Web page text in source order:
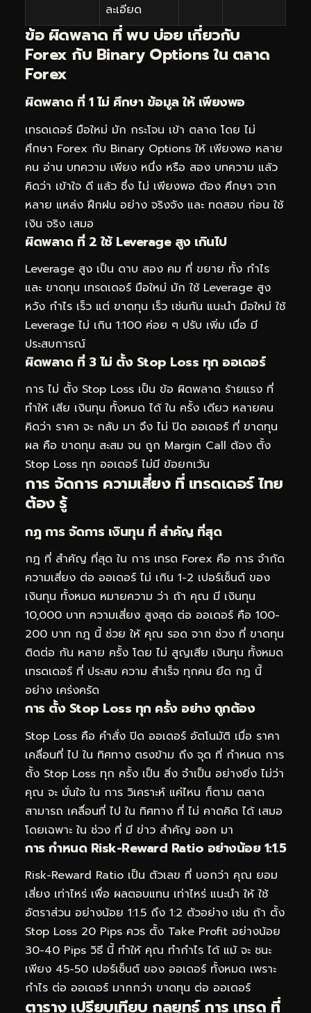
ละเอียด
ข้อ ผิดพลาด ที่ พบ บ่อย เกี่ยวกับ
Forex กับ Binary Options ใน ตลาด
Forex
ผิดพลาด ที่ 1 ไม่ ศึกษา ข้อมูล ให้ เพียงพอ
เทรดเดอร์ มือใหม่ มัก กระโจน เข้า ตลาด โดย ไม่
ศึกษา Forex กับ Binary Options ให้ เพียงพอ หลาย
คน อ่าน บทความ เพียง หนึ่ง หรือ สอง บทความ แล้ว
คิดว่า เข้าใจ ดี แล้ว ซึ่ง ไม่ เพียงพอ ต้อง ศึกษา จาก
หลาย แหล่ง ฝึกฝน อย่าง จริงจัง และ ทดสอบ ก่อน ใช้
เงิน จริง เสมอ
ผิดพลาด ที่ 2 ใช้ Leverage สูง เกินไป
Leverage สูง เป็น ดาบ สอง คม ที่ ขยาย ทั้ง กำไร
และ ขาดทุน เทรดเดอร์ มือใหม่ มัก ใช้ Leverage สูง
หวัง กำไร เร็ว แต่ ขาดทุน เร็ว เช่นกัน แนะนำ มือใหม่ ใช้
Leverage ไม่ เกิน 1:100 ค่อย ๆ ปรับ เพิ่ม เมื่อ มี
ประสบการณ์
ผิดพลาด ที่ 3 ไม่ ตั้ง Stop Loss ทุก ออเดอร์
การ ไม่ ตั้ง Stop Loss เป็น ข้อ ผิดพลาด ร้ายแรง ที่
ทำให้ เสีย เงินทุน ทั้งหมด ได้ ใน ครั้ง เดียว หลายคน
คิดว่า ราคา จะ กลับ มา จึง ไม่ ปิด ออเดอร์ ที่ ขาดทุน
ผล คือ ขาดทุน สะสม จน ถูก Margin Call ต้อง ตั้ง
Stop Loss ทุก ออเดอร์ ไม่มี ข้อยกเว้น
การ จัดการ ความเสี่ยง ที่ เทรดเดอร์ ไทย
ต้อง รู้
กฎ การ จัดการ เงินทุน ที่ สำคัญ ที่สุด
กฎ ที่ สำคัญ ที่สุด ใน การ เทรด Forex คือ การ จำกัด
ความเสี่ยง ต่อ ออเดอร์ ไม่ เกิน 1-2 เปอร์เซ็นต์ ของ
เงินทุน ทั้งหมด หมายความ ว่า ถ้า คุณ มี เงินทุน
10,000 บาท ความเสี่ยง สูงสุด ต่อ ออเดอร์ คือ 100-
200 บาท กฎ นี้ ช่วย ให้ คุณ รอด จาก ช่วง ที่ ขาดทุน
ติดต่อ กัน หลาย ครั้ง โดย ไม่ สูญเสีย เงินทุน ทั้งหมด
เทรดเดอร์ ที่ ประสบ ความ สำเร็จ ทุกคน ยึด กฎ นี้
อย่าง เคร่งครัด
การ ตั้ง Stop Loss ทุก ครั้ง อย่าง ถูกต้อง
Stop Loss คือ คำสั่ง ปิด ออเดอร์ อัตโนมัติ เมื่อ ราคา
เคลื่อนที่ ไป ใน ทิศทาง ตรงข้าม ถึง จุด ที่ กำหนด การ
ตั้ง Stop Loss ทุก ครั้ง เป็น สิ่ง จำเป็น อย่างยิ่ง ไม่ว่า
คุณ จะ มั่นใจ ใน การ วิเคราะห์ แค่ไหน ก็ตาม ตลาด
สามารถ เคลื่อนที่ ไป ใน ทิศทาง ที่ ไม่ คาดคิด ได้ เสมอ
โดยเฉพาะ ใน ช่วง ที่ มี ข่าว สำคัญ ออก มา
การ กำหนด Risk-Reward Ratio อย่างน้อย 1:1.5
Risk-Reward Ratio เป็น ตัวเลข ที่ บอกว่า คุณ ยอม
เสี่ยง เท่าไหร่ เพื่อ ผลตอบแทน เท่าไหร่ แนะนำ ให้ ใช้
อัตราส่วน อย่างน้อย 1:1.5 ถึง 1:2 ตัวอย่าง เช่น ถ้า ตั้ง
Stop Loss 20 Pips ควร ตั้ง Take Profit อย่างน้อย
30-40 Pips วิธี นี้ ทำให้ คุณ ทำกำไร ได้ แม้ จะ ชนะ
เพียง 45-50 เปอร์เซ็นต์ ของ ออเดอร์ ทั้งหมด เพราะ
กำไร ต่อ ออเดอร์ มากกว่า ขาดทุน ต่อ ออเดอร์
ตาราง เปรียบเทียบ กลยุทธ์ การ เทรด ที่